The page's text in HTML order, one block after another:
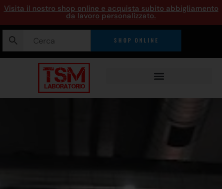
Visita il nostro shop online e acquista subito abbigliamento
da lavoro personalizzato.
SHOP ONLINE